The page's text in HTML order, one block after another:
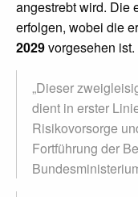
angestrebt wird. Die
erfolgen, wobei die
2029vorgesehen ist.
„Dieser
dient in erster
Risikovorsorge
Fortführung der